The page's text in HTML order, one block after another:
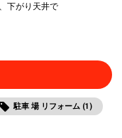
下がり天井で
駐車 場 リフォーム (1)